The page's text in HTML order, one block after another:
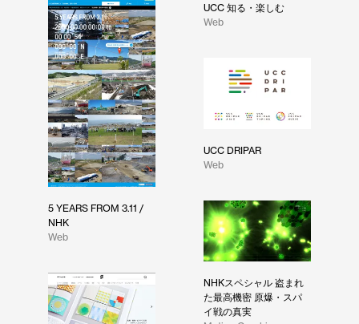
UCC 知る・楽しむ
Web
5 YEARS FROM 3.11 /
NHK
Web
UCC DRIPAR
Web
NHKスペシャル 盗まれ
た最高機密 原爆・スパ
イ戦の真実